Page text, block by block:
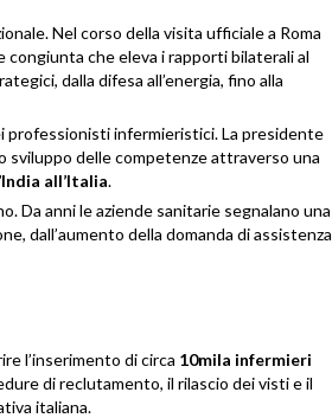
Nel corso della visita ufficiale a Roma
congiunta che eleva i rapporti bilaterali al
dalla difesa all’energia, fino alla
professionisti infermieristici. La presidente
sviluppo delle competenze attraverso una
all’Italia.
Da anni le aziende sanitarie segnalano una
dall’aumento della domanda di assistenza
l’inserimento di circa 10mila infermieri
di reclutamento, il rilascio dei visti e il
italiana.